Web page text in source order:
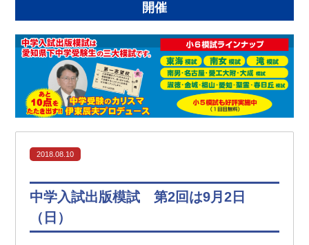
開催
2018.08.10
中学入試出版模試 第2回は9月2日
（日）